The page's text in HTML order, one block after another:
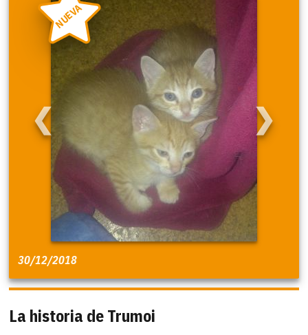
❮ ❯
NUEVA
30/12/2018
La historia de Trumoi